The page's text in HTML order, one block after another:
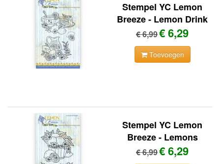
Stempel YC Lemon
Breeze - Lemon Drink
€ 6,99€ 6,29
Toevoegen
Stempel YC Lemon
Breeze - Lemons
€ 6,99€ 6,29